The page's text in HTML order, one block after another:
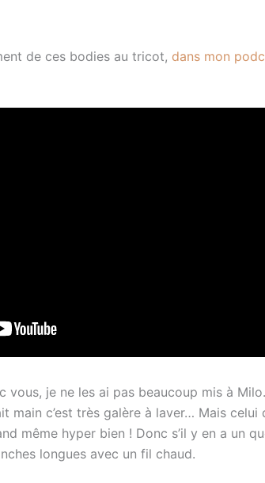
de ces bodies au tricot, dans mon
vous, je ne les ai pas beaucoup mis à
main c’est très galère à laver… Mais celui
même hyper bien ! Donc s’il y en a un
longues avec un fil chaud.